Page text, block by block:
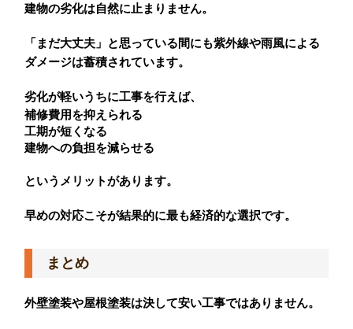
建物の劣化は自然に止まりません。
「まだ大丈夫」と思っている間にも紫外線や雨風による
ダメージは蓄積されています。
劣化が軽いうちに工事を行えば、
補修費用を抑えられる
工期が短くなる
建物への負担を減らせる
というメリットがあります。
早めの対応こそが結果的に最も経済的な選択です。
まとめ
外壁塗装や屋根塗装は決して安い工事ではありません。